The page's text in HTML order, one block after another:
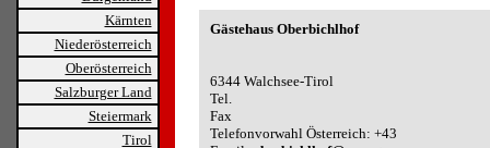
Kärnten
Niederösterreich
Oberösterreich
Salzburger Land
Steiermark
Tirol
Gästehaus Oberbichlhof
6344 Walchsee-Tirol
Tel.
Fax
Telefonvorwahl Österreich: +43